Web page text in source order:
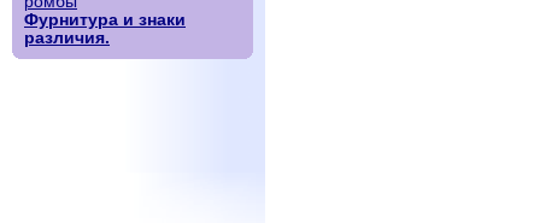
Фурнитура и знаки
различия.